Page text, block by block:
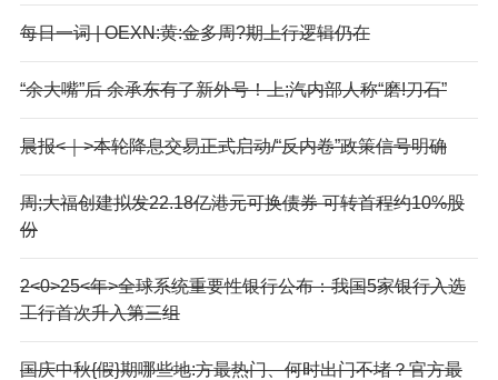
每日一词 | OEXN:黄:金多周?期上行逻辑仍在
“余大嘴”后 余承东有了新外号！上;汽内部人称“磨!刀石”
晨报<｜>本轮降息交易正式启动/“反内卷”政策信号明确
周;大福创建拟发22.18亿港元可换债券 可转首程约10%股
份
2<0>25<年>全球系统重要性银行公布：我国5家银行入选
工行首次升入第三组
国庆中秋{假}期哪些地:方最热门、何时出门不堵？官方最